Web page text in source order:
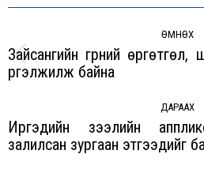
navigation
ӨМНӨХ
Зайсангийн гүүрний
үргэлжилж байна
ДАРААХ
Next
Иргэдийн зээлийн
залилсан зургаан этгээдийг